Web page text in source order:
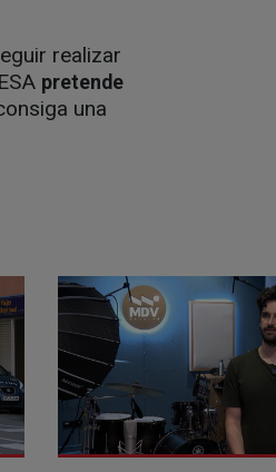
realizar
pretende
una